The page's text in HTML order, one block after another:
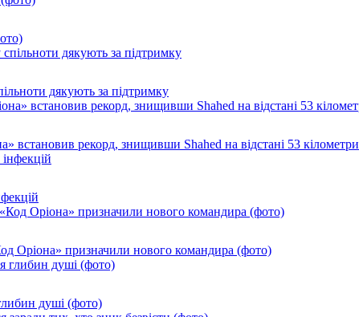
дякують за підтримку
встановив рекорд, знищивши Shahed на відстані 53 кілометри
Оріона» призначили нового командира (фото)
душі (фото)